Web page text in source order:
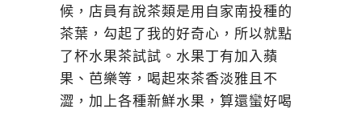
候，店員有說茶類是用自家南投種的
茶葉，勾起了我的好奇心，所以就點
了杯水果茶試試。水果丁有加入蘋
果、芭樂等，喝起來茶香淡雅且不
澀，加上各種新鮮水果，算還蠻好喝